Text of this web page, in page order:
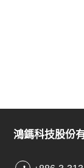
鴻鎷科技股份